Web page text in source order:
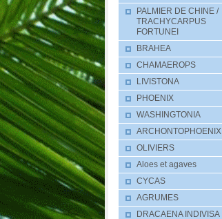
PALMIER DE CHINE /
TRACHYCARPUS
FORTUNEI
BRAHEA
CHAMAEROPS
LIVISTONA
PHOENIX
WASHINGTONIA
ARCHONTOPHOENIX
OLIVIERS
Aloes et agaves
CYCAS
AGRUMES
DRACAENA INDIVISA